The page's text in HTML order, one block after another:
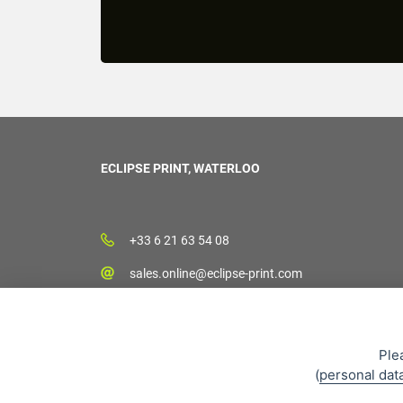
ECLIPSE PRINT, WATERLOO
+33 6 21 63 54 08
sales.online@eclipse-print.com
(personal